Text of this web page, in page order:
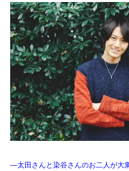
―太田さんと染谷さんのお二人が大